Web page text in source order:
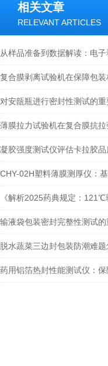
相关文章
RELEVANT ARTICLES